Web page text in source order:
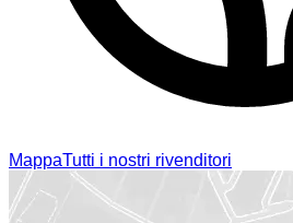
MappaTutti i nostri rivenditori